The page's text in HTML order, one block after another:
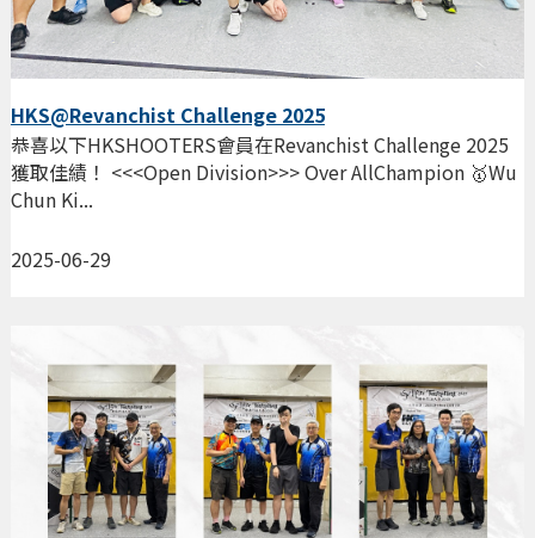
HKS@Revanchist Challenge 2025
2025-06-29
恭喜以下HKSHOOTERS會員在Revanchist Challenge 2025
獲取佳績！ <<<Open Division>>> Over AllChampion 🥇Wu
Chun Ki...